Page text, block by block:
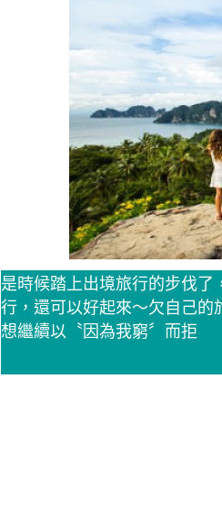
是時候踏上出境旅行的步伐了
行，還可以好起來～欠自己的
想繼續以〝因為我窮〞而拒